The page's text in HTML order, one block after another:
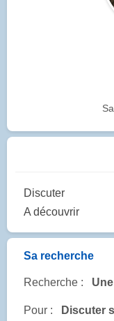
Discuter
A découvrir
Sa recherche
Recherche :
Pour : Discuter